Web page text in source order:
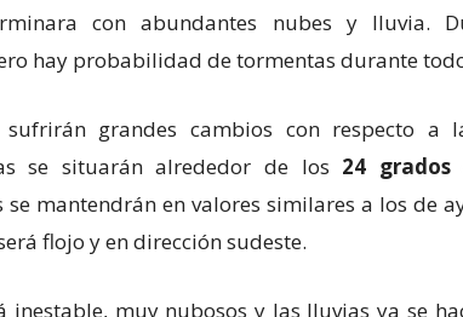
con abundantes nubes y lluvia.
hay probabilidad de tormentas durante
sufrirán grandes cambios con respecto
se situarán alrededor de los 24 grados
mantendrán en valores similares a los de
flojo y en dirección sudeste.
inestable, muy nubosos y las lluvias ya se